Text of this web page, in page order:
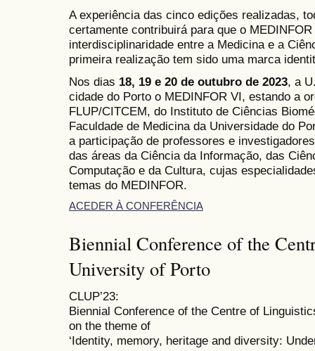
A experiência das cinco edições realizadas,
certamente contribuirá para que o
interdisciplinaridade entre a Medicina e a
primeira realização tem sido uma marca
Nos dias 18, 19 e 20 de outubro de 2023, a
cidade do Porto o MEDINFOR VI, estando a
FLUP/CITCEM, do Instituto de Ciências
Faculdade de Medicina da Universidade do
a participação de professores e
das áreas da Ciência da Informação, das
Computação e da Cultura, cujas
temas do MEDINFOR.
ACEDER À CONFERÊNCIA
Biennial Conference of the
University of Porto
CLUP’23:
Biennial Conference of the Centre of
on the theme of
‘Identity, memory, heritage and diversity: